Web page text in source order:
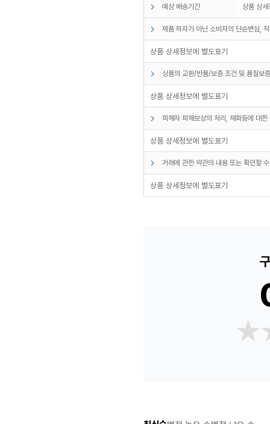
예상 배송기간 상품 상
제품 하자가 아닌 소비자의 단순변심,
상품 상세정보에 별도표기
상품의 교환/반품/보증 조건 및 품질보
상품 상세정보에 별도표기
피해자 피해보상의 처리, 재화등에 대
상품 상세정보에 별도표기
거래에 관한 약관의 내용 또는 확인할
상품 상세정보에 별도표기